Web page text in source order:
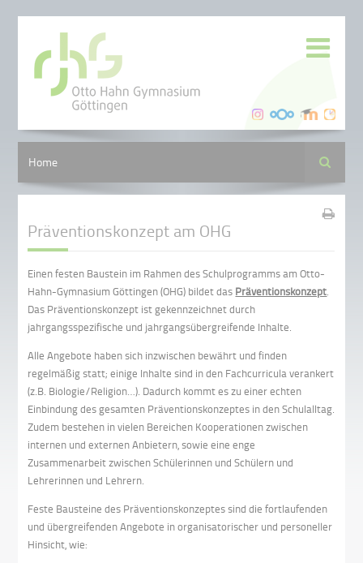
Home Suche
Präventionskonzept am OHG
Einen festen Baustein im Rahmen des Schulprogramms am Otto-
Hahn-Gymnasium Göttingen (OHG) bildet das Präventionskonzept.
Das Präventionskonzept ist gekennzeichnet durch
jahrgangsspezifische und jahrgangsübergreifende Inhalte.
Alle Angebote haben sich inzwischen bewährt und finden
regelmäßig statt; einige Inhalte sind in den Fachcurricula verankert
(z.B. Biologie/Religion…). Dadurch kommt es zu einer echten
Einbindung des gesamten Präventionskonzeptes in den Schulalltag.
Zudem bestehen in vielen Bereichen Kooperationen zwischen
internen und externen Anbietern, sowie eine enge
Zusammenarbeit zwischen Schülerinnen und Schülern und
Lehrerinnen und Lehrern.
Feste Bausteine des Präventionskonzeptes sind die fortlaufenden
und übergreifenden Angebote in organisatorischer und personeller
Hinsicht, wie: